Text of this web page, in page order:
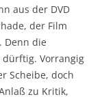
aus der DVD
der Film
Denn die
Vorrangig
Scheibe, doch
zu Kritik,